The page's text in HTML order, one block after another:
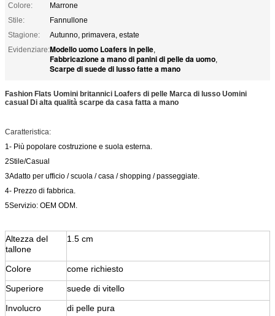
Colore:
Marrone
Stile:
Fannullone
Stagione:
Autunno, primavera, estate
Evidenziare:Modello uomo Loafers in pelle,
Fabbricazione a mano di panini di pelle da uomo,
Scarpe di suede di lusso fatte a mano
Fashion Flats Uomini britannici Loafers di pelle Marca di lusso Uomini
casual Di alta qualità scarpe da casa fatta a mano
Caratteristica:
1- Più popolare costruzione e suola esterna.
2Stile/Casual
3Adatto per ufficio / scuola / casa / shopping / passeggiate.
4- Prezzo di fabbrica.
5Servizio: OEM ODM.
Altezza del
tallone
1.5 cm
Colore
come richiesto
Superiore
suede di vitello
Involucro
di pelle pura